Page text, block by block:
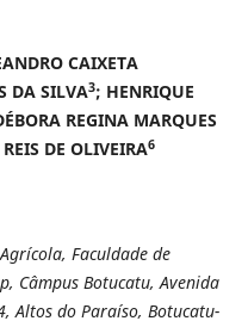
CAIXETA
DA SILVA3; HENRIQUE
REGINA MARQUES
DE OLIVEIRA6
Faculdade de
Câmpus Botucatu, Avenida
Altos do Paraíso, Botucatu-